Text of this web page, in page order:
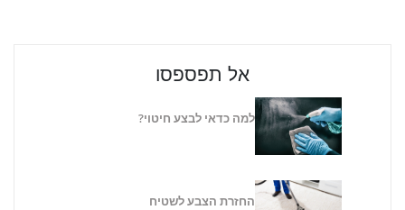
אל תפספסו
למה כדאי לבצע חיטוי?
החזרת הצבע לשטיח